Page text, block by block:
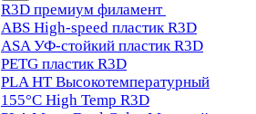
R3D премиум филамент
ABS High-speed пластик R3D
ASA УФ-стойкий пластик R3D
PETG пластик R3D
PLA HT Высокотемпературный
155°C High Temp R3D